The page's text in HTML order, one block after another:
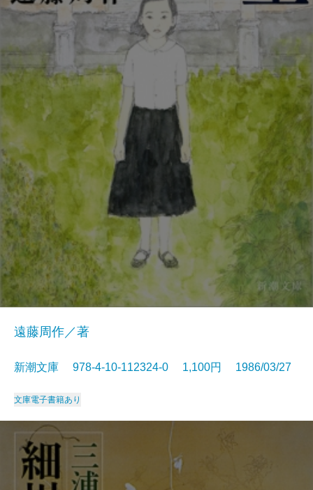
遠藤周作／著
新潮文庫 978-4-10-112324-0 1,100円 1986/03/27
文庫電子書籍あり